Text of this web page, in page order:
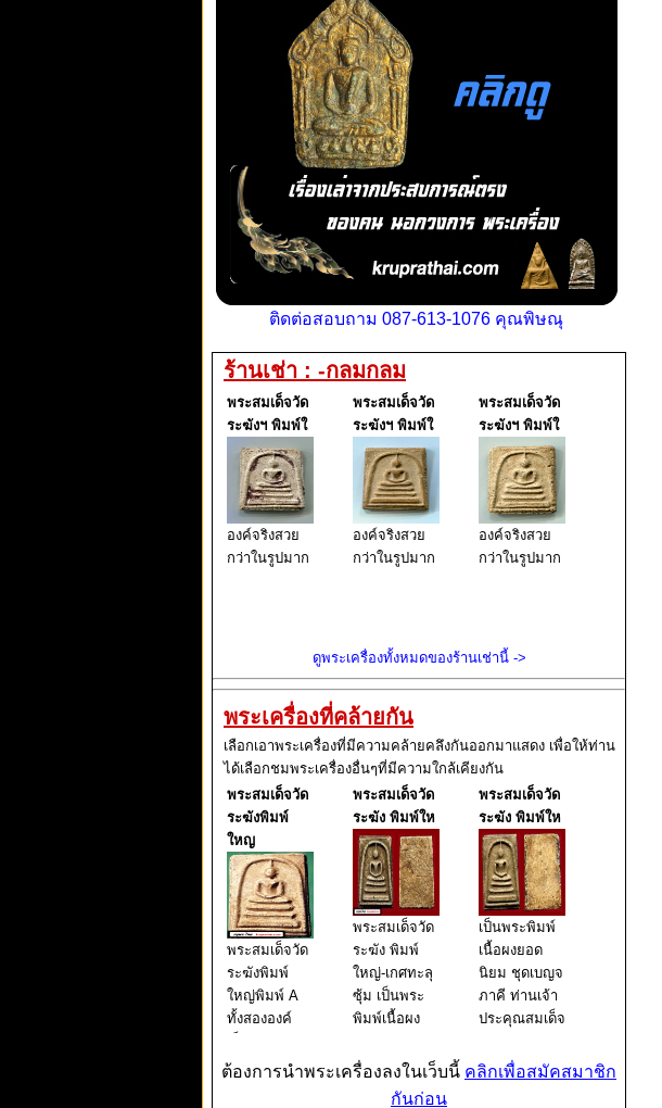
ติดต่อสอบถาม 087-613-1076 คุณพิษณุ
ร้านเช่า : -กลมกลม
พระสมเด็จวัด
ระฆังฯ พิมพ์ใ
องค์จริงสวย
กว่าในรูปมาก
พระสมเด็จวัด
ระฆังฯ พิมพ์ใ
องค์จริงสวย
กว่าในรูปมาก
พระสมเด็จวัด
ระฆังฯ พิมพ์ใ
องค์จริงสวย
กว่าในรูปมาก
ดูพระเครื่องทั้งหมดของร้านเช่านี้ ->
พระเครื่องที่คล้ายกัน
เลือกเอาพระเครื่องที่มีความคล้ายคลึงกันออกมาแสดง เพื่อให้ท่าน
ได้เลือกชมพระเครื่องอื่นๆที่มีความใกล้เคียงกัน
พระสมเด็จวัด
ระฆังพิมพ์
ใหญ
พระสมเด็จวัด
ระฆังพิมพ์
ใหญ่พิมพ์ A
ทั้งสององค์
เดียวกันแต่
พระสมเด็จวัด
ระฆัง พิมพ์ให
พระสมเด็จวัด
ระฆัง พิมพ์
ใหญ่-เกศทะลุ
ซุ้ม เป็นพระ
พิมพ์เนื้อผง
เบญจภาคี
ท่านเจ้า
พระสมเด็จวัด
ระฆัง พิมพ์ให
เป็นพระพิมพ์
เนื้อผงยอด
นิยม ชุดเบญจ
ภาคี ท่านเจ้า
ประคุณสมเด็จ
ย์ (โต พรหม
ต้องการนำพระเครื่องลงในเว็บนี้ คลิกเพื่อสมัคสมาชิก
กันก่อน